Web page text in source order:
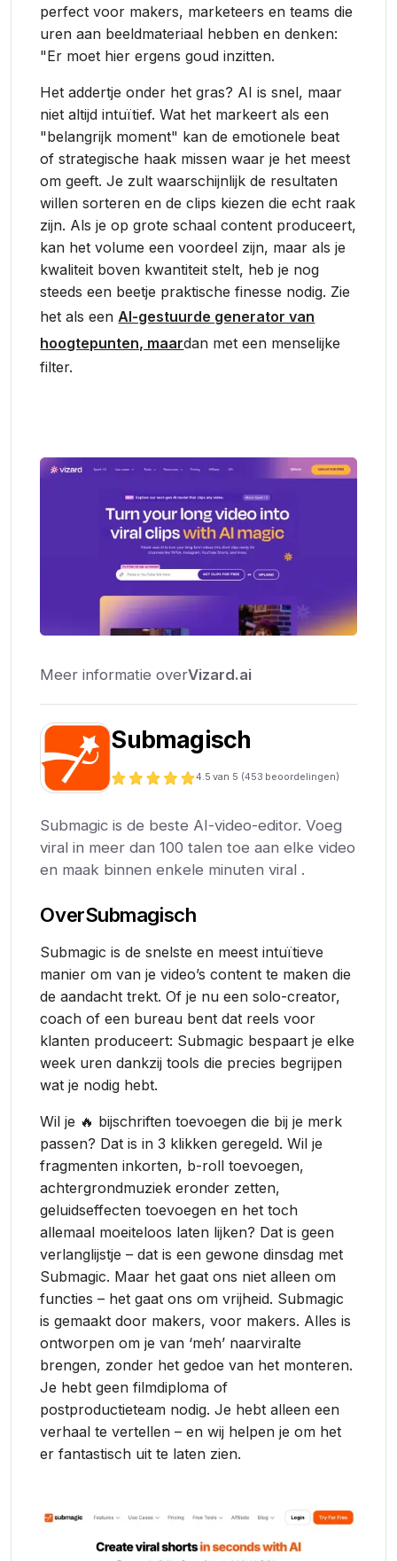
perfect voor makers, marketeers en teams die
uren aan beeldmateriaal hebben en denken:
"Er moet hier ergens goud inzitten.
Het addertje onder het gras? AI is snel, maar
niet altijd intuïtief. Wat het markeert als een
"belangrijk moment" kan de emotionele beat
of strategische haak missen waar je het meest
om geeft. Je zult waarschijnlijk de resultaten
willen sorteren en de clips kiezen die echt raak
zijn. Als je op grote schaal content produceert,
kan het volume een voordeel zijn, maar als je
kwaliteit boven kwantiteit stelt, heb je nog
steeds een beetje praktische finesse nodig. Zie
het als eenAI-gestuurde generator van
hoogtepunten, maardan met een menselijke
filter.
Meer informatie overVizard.ai
Submagisch
4.5 van 5 (453 beoordelingen)
Submagic is de beste AI-video-editor. Voeg
viral in meer dan 100 talen toe aan elke video
en maak binnen enkele minuten viral .
OverSubmagisch
Submagic is de snelste en meest intuïtieve
manier om van je video’s content te maken die
de aandacht trekt. Of je nu een solo-creator,
coach of een bureau bent dat reels voor
klanten produceert: Submagic bespaart je elke
week uren dankzij tools die precies begrijpen
wat je nodig hebt.
Wil je 🔥 bijschriften toevoegen die bij je merk
passen? Dat is in 3 klikken geregeld. Wil je
fragmenten inkorten, b-roll toevoegen,
achtergrondmuziek eronder zetten,
geluidseffecten toevoegen en het toch
allemaal moeiteloos laten lijken? Dat is geen
verlanglijstje – dat is een gewone dinsdag met
Submagic. Maar het gaat ons niet alleen om
functies – het gaat ons om vrijheid. Submagic
is gemaakt door makers, voor makers. Alles is
ontworpen om je van ‘meh’ naarviralte
brengen, zonder het gedoe van het monteren.
Je hebt geen filmdiploma of
postproductieteam nodig. Je hebt alleen een
verhaal te vertellen – en wij helpen je om het
er fantastisch uit te laten zien.